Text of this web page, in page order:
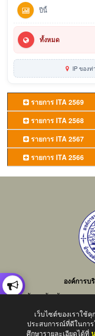
ปีนี้
ทั้งหมด
IP ของ
รายการ ITA 2569
รายการ ITA 2568
รายการ ITA 2567
รายการ ITA 2566
องค์การบ
อำเภอสังคม จังหวัดหนองคา
อีเมลกลาง :
เว็บไซต์ของเราใช้
ประสบการณ์ที่ดีในกา
ศึกษารายละเอียดได้ที่